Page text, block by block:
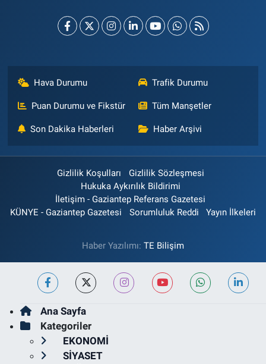
Hava Durumu Trafik Durumu
Puan Durumu ve Fikstür Tüm Manşetler
Son Dakika Haberleri Haber Arşivi
Gizlilik Koşulları
Gizlilik Sözleşmesi
Hukuka Aykırılık Bildirimi
İletişim - Gaziantep Referans Gazetesi
KÜNYE - Gaziantep Gazetesi
Sorumluluk Reddi Yayın İlkeleri
Haber Yazılımı: TE Bilişim
Ana Sayfa
Kategoriler
EKONOMİ
SİYASET